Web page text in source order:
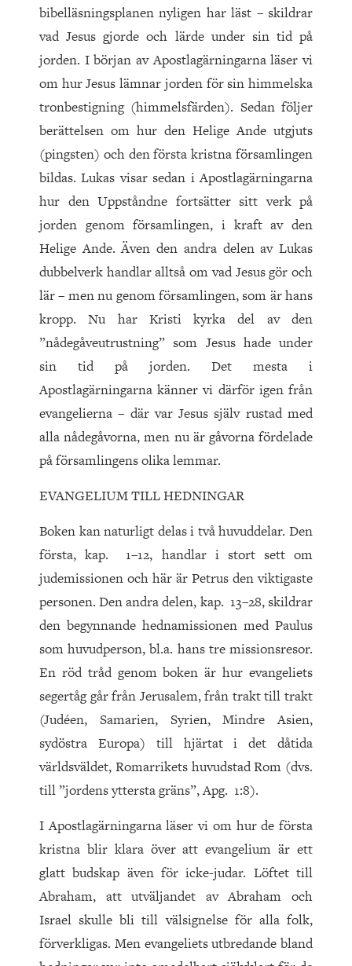
bibelläsningsplanen nyligen har läst – skildrar
vad Jesus gjorde och lärde under sin tid på
jorden. I början av Apostlagärningarna läser vi
om hur Jesus lämnar jorden för sin himmelska
tronbestigning (himmelsfärden). Sedan följer
berättelsen om hur den Helige Ande utgjuts
(pingsten) och den första kristna församlingen
bildas. Lukas visar sedan i Apostlagärningarna
hur den Uppståndne fortsätter sitt verk på
jorden genom församlingen, i kraft av den
Helige Ande. Även den andra delen av Lukas
dubbelverk handlar alltså om vad Jesus gör och
lär – men nu genom församlingen, som är hans
kropp. Nu har Kristi kyrka del av den
”nådegåveutrustning” som Jesus hade under
sin tid på jorden. Det mesta i
Apostlagärningarna känner vi därför igen från
evangelierna – där var Jesus själv rustad med
alla nådegåvorna, men nu är gåvorna fördelade
på församlingens olika lemmar.
EVANGELIUM TILL HEDNINGAR
Boken kan naturligt delas i två huvuddelar. Den
första, kap. 1–12, handlar i stort sett om
judemissionen och här är Petrus den viktigaste
personen. Den andra delen, kap. 13–28, skildrar
den begynnande hednamissionen med Paulus
som huvudperson, bl.a. hans tre missionsresor.
En röd tråd genom boken är hur evangeliets
segertåg går från Jerusalem, från trakt till trakt
(Judéen, Samarien, Syrien, Mindre Asien,
sydöstra Europa) till hjärtat i det dåtida
världsväldet, Romarrikets huvudstad Rom (dvs.
till ”jordens yttersta gräns”, Apg. 1:8).
I Apostlagärningarna läser vi om hur de första
kristna blir klara över att evangelium är ett
glatt budskap även för icke-judar. Löftet till
Abraham, att utväljandet av Abraham och
Israel skulle bli till välsignelse för alla folk,
förverkligas. Men evangeliets utbredande bland